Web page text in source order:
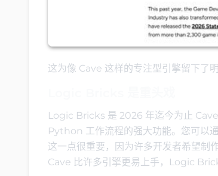
这为像 Cave 这样的专注型引擎留下了
Logic Bricks 是 2026 年迄今为止
Python 工作流程的强大功能。您可以
这一点很重要，因为许多开发者希望
Cave 比许多引擎更易上手，Logic